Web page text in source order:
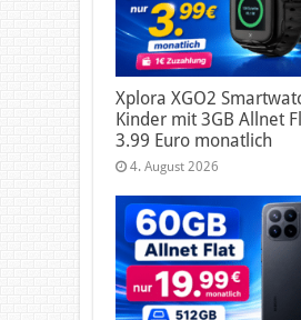
Xplora XGO2
Kinder mit 3GB Allnet
3.99 Euro monatlich
4. August 2026